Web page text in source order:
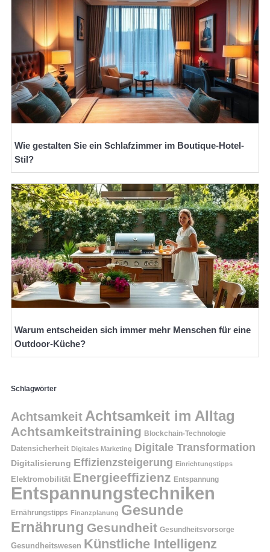
Wie gestalten Sie ein Schlafzimmer im Boutique-Hotel-
Stil?
Warum entscheiden sich immer mehr Menschen für eine
Outdoor-Küche?
Schlagwörter
Achtsamkeit Achtsamkeit im Alltag
Achtsamkeitstraining Blockchain-Technologie
Datensicherheit Digitales Marketing Digitale Transformation
Digitalisierung Effizienzsteigerung Einrichtungstipps
Elektromobilität Energieeffizienz Entspannung
Entspannungstechniken
Ernährungstipps Finanzplanung Gesunde
Ernährung Gesundheit Gesundheitsvorsorge
Gesundheitswesen Künstliche Intelligenz